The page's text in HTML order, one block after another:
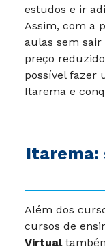
estudos e ir
Assim, com a
aulas sem sair
preço
possível fazer
Itarema e
Itarema:
Além dos
cursos de
Virtual